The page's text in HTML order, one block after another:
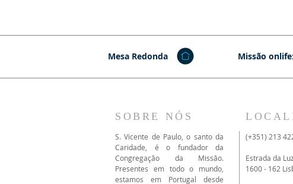
Mesa Redonda Missão onlife:
SOBRE NÓS
S. Vicente de Paulo, o santo da
Caridade, é o fundador da
Congregação da Missão.
Presentes em todo o mundo,
estamos em Portugal desde
(+351) 213
Estrada da
1600 - 162